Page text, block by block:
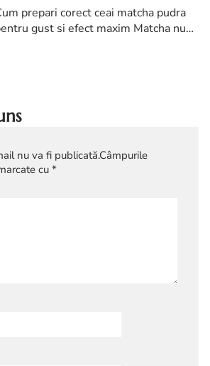
prepari corect ceai matcha pudra
gust si efect maxim Matcha nu
nu va fi publicată.Câmpurile
cu *